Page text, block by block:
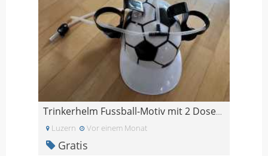
Trinkerhelm Fussball-Motiv mit 2 Dosenhalter
Luzern Vor einem Monat
Gratis